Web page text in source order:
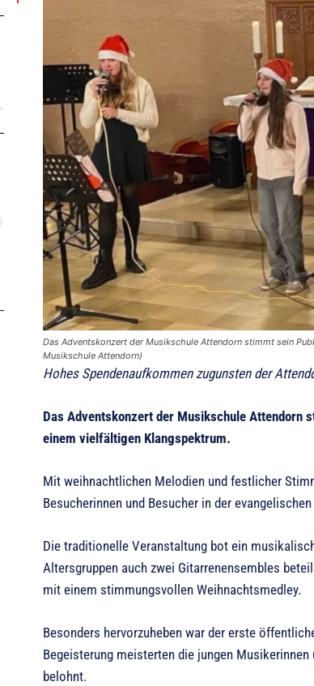
Das Adventskonzert der Musikschule Attendorn stimmt sein
Musikschule Attendorn)
Hohes Spendenaufkommen zugunsten der
Das Adventskonzert der Musikschule Attendorn
einem vielfältigen Klangspektrum.
Mit weihnachtlichen Melodien und festlicher
Besucherinnen und Besucher in der
Die traditionelle Veranstaltung bot ein
Altersgruppen auch zwei Gitarrenensembles
mit einem stimmungsvollen Weihnachtsmedley.
Besonders hervorzuheben war der erste
Begeisterung meisterten die jungen
belohnt.